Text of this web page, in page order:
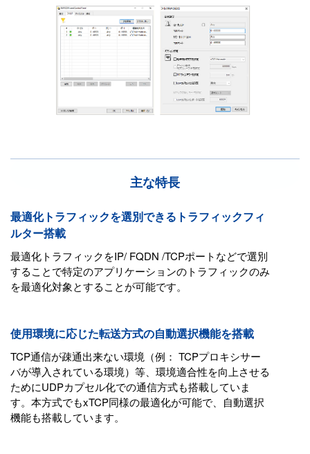
主な特長
最適化トラフィックを選別できるトラフィックフィ
ルター搭載
最適化トラフィックをIP/ FQDN /TCPポートなどで選別
することで特定のアプリケーションのトラフィックのみ
を最適化対象とすることが可能です。
使用環境に応じた転送方式の自動選択機能を搭載
TCP通信が疎通出来ない環境（例： TCPプロキシサー
バが導入されている環境）等、環境適合性を向上させる
ためにUDPカプセル化での通信方式も搭載していま
す。本方式でもxTCP同様の最適化が可能で、自動選択
機能も搭載しています。